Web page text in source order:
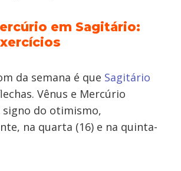
em Sagitário:
da semana é que Sagitário
Vênus e Mercúrio
signo do otimismo,
na quarta (16) e na quinta-